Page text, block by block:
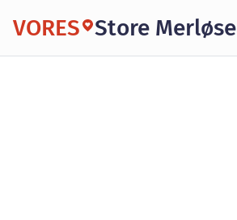
VORES Store Merløse